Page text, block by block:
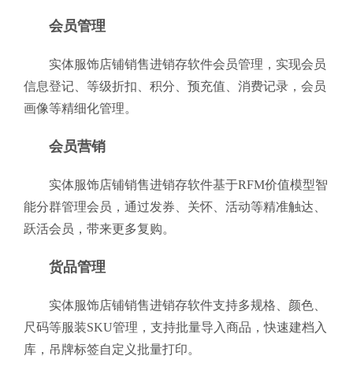
会员管理
实体服饰店铺销售进销存软件会员管理，实现会员
信息登记、等级折扣、积分、预充值、消费记录，会员
画像等精细化管理。
会员营销
实体服饰店铺销售进销存软件基于RFM价值模型智
能分群管理会员，通过发券、关怀、活动等精准触达、
跃活会员，带来更多复购。
货品管理
实体服饰店铺销售进销存软件支持多规格、颜色、
尺码等服装SKU管理，支持批量导入商品，快速建档入
库，吊牌标签自定义批量打印。